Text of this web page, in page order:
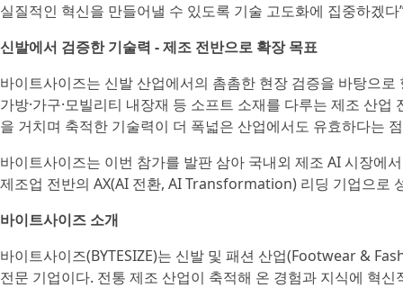
실질적인 혁신을 만들어낼 수 있도록 기술 고도화에 집중하겠다
신발에서 검증한 기술력 - 제조 전반으로 확장 목표
바이트사이즈는 신발 산업에서의 촘촘한 현장 검증을 바탕으
가방·가구·모빌리티 내장재 등 소프트 소재를 다루는 제조 산
을 거치며 축적한 기술력이 더 폭넓은 산업에서도 유효하다는
바이트사이즈는 이번 참가를 발판 삼아 국내외 제조 AI 시장에
제조업 전반의 AX(AI 전환, AI Transformation) 리딩 기업으로
바이트사이즈 소개
바이트사이즈(BYTESIZE)는 신발 및 패션 산업(Footwear &
전문 기업이다. 전통 제조 산업이 축적해 온 경험과 지식에 혁